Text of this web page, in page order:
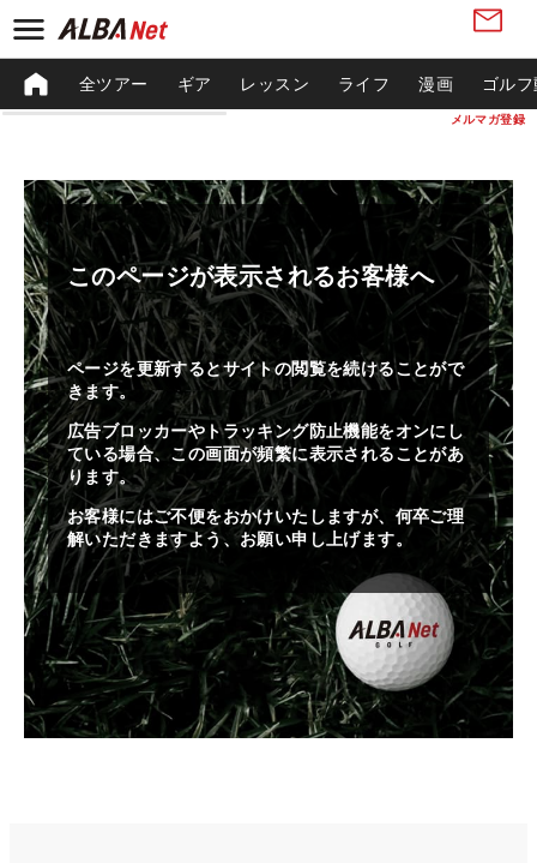
メルマガ登録
全ツアー ギア レッスン ライフ 漫画 ゴル
このページが表示されるお客様へ
ページを更新するとサイトの閲覧を続けることがで
きます。
広告ブロッカーやトラッキング防止機能をオンにし
ている場合、この画面が頻繁に表示されることがあ
ります。
お客様にはご不便をおかけいたしますが、何卒ご理
解いただきますよう、お願い申し上げます。